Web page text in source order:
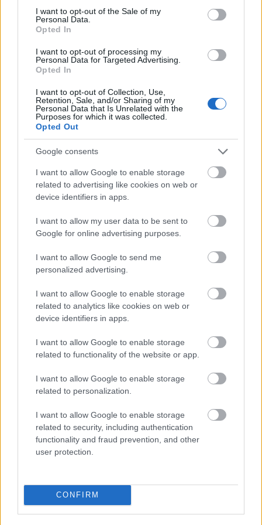
consent section.
I want to opt-out of the Sale of my
Personal Data.
Opted In
I want to opt-out of processing my
Personal Data for Targeted Advertising.
Opted In
I want to opt-out of Collection, Use,
Retention, Sale, and/or Sharing of my
Personal Data that Is Unrelated with the
Purposes for which it was collected.
Opted Out
Google consents
I want to allow Google to enable storage
related to advertising like cookies on web or
device identifiers in apps.
I want to allow my user data to be sent to
Google for online advertising purposes.
I want to allow Google to send me
personalized advertising.
I want to allow Google to enable storage
related to analytics like cookies on web or
device identifiers in apps.
I want to allow Google to enable storage
related to functionality of the website or app.
I want to allow Google to enable storage
related to personalization.
I want to allow Google to enable storage
related to security, including authentication
functionality and fraud prevention, and other
user protection.
CONFIRM
A házimunka után is be lehet verni a
rendőrök pofáját
Kultsarok rovatunkban olyan kevésbé ismert
filmekre hívjuk fel a figyelmet, amiket valószínűleg
amúgy nem jutna eszedbe megnézni. Ez a cikk
először a Recorder magazin 117. számában jelent
"Ezt vagy lazán csináld, vagy ne
csináld" - Young Fly-interjú
Tavaly óta sorra hozza ki a slágereket Desh-sel és
Azahriah-val, az idei nyarat is ők uralták a Bakpakk